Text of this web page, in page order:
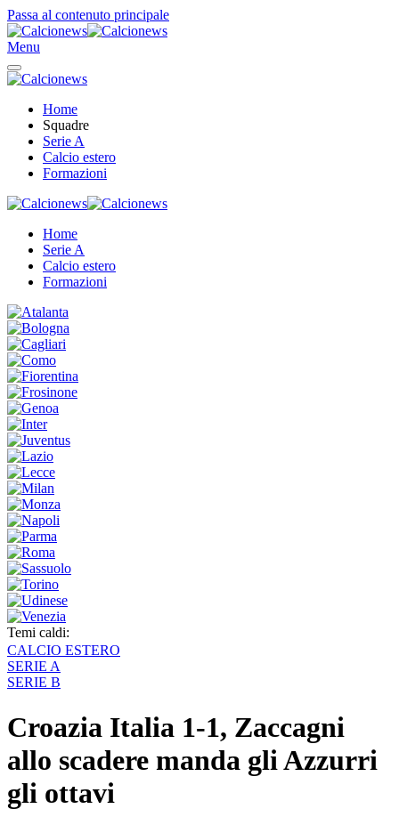
Passa al contenuto principale
Menu
Home
Squadre
Serie A
Calcio estero
Formazioni
Home
Serie A
Calcio estero
Formazioni
Temi caldi:
CALCIO ESTERO
SERIE A
SERIE B
Croazia Italia 1-1, Zaccagni
allo scadere manda gli Azzurri
gli ottavi